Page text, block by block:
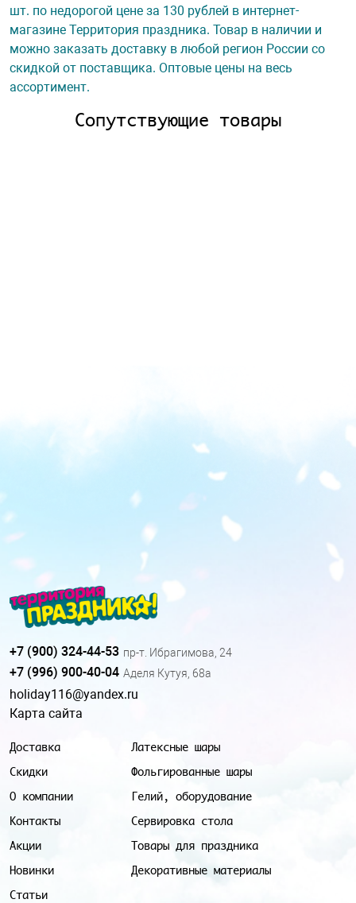
шт. по недорогой цене за 130 рублей в интернет-
магазине Территория праздника. Товар в наличии и
можно заказать доставку в любой регион России со
скидкой от поставщика. Оптовые цены на весь
ассортимент.
Сопутствующие товары
Доставка
Скидки
О компании
Контакты
Акции
Новинки
Статьи
Латексные шары
Фольгированные шары
Гелий, оборудование
Сервировка стола
Товары для праздника
Декоративные материалы
+7 (900) 324-44-53 пр-т. Ибрагимова, 24
+7 (996) 900-40-04 Аделя Кутуя, 68а
holiday116@yandex.ru
Карта сайта